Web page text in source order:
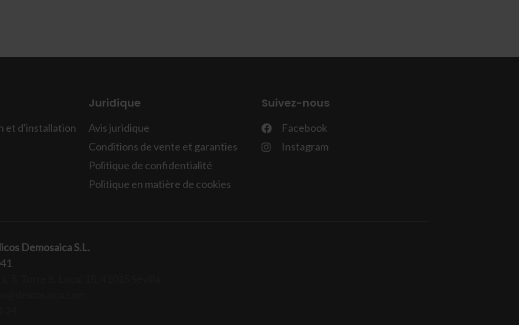
et d'installation
Juridique
Avis juridique
Conditions de vente et garanties
Politique de confidentialité
Politique en matière de cookies
Suivez-nous
Facebook
Instagram
Demosaica S.L.